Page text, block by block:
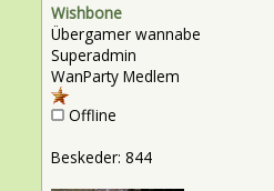
Wishbone
Übergamer wannabe
Superadmin
WanParty Medlem
Offline
Beskeder: 844